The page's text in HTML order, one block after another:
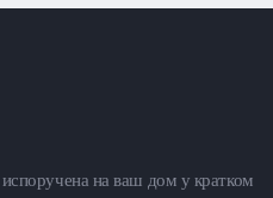
на ваш дом у кратком